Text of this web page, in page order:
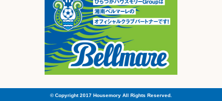
© Copyright 2017 Housemory All Rights Reserved.